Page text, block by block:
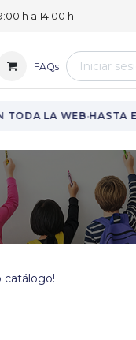
h a 14:00 h
FAQs Iniciar
LA WEB·HASTA EL
catálogo!